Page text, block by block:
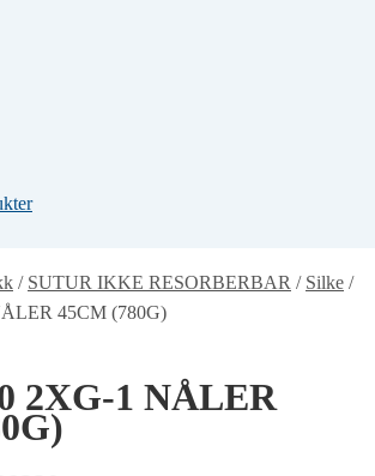
/ SUTUR IKKE RESORBERBAR / Silke /
45CM (780G)
2XG-1 NÅLER